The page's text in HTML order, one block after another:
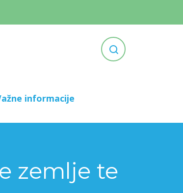
informacije
zemlje te